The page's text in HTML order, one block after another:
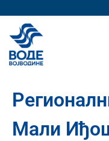
Мали